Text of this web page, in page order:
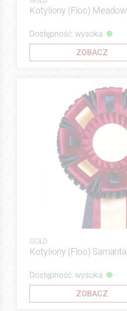
Kotyliony (Floo) Meadow
Dostępność: wysoka
ZOBACZ
GOLD
Kotyliony (Floo) Samanta
Dostępność: wysoka
ZOBACZ